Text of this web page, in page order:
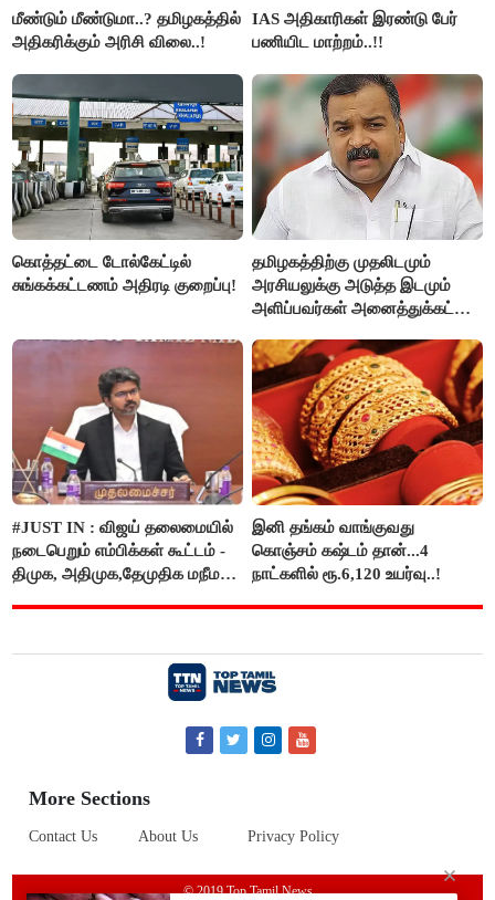
மீண்டும் மீண்டுமா..? தமிழகத்தில்
அதிகரிக்கும் அரிசி விலை..!
IAS அதிகாரிகள் இரண்டு பேர்
பணியிட மாற்றம்..!!
கொத்தட்டை டோல்கேட்டில்
சுங்கக்கட்டணம் அதிரடி குறைப்பு!
தமிழகத்திற்கு முதலிடமும்
அரசியலுக்கு அடுத்த இடமும்
அளிப்பவர்கள் அனைத்துக்கட்சி
பங்கேற்பார்கள் - மாணிக்கம்
தாகூர்..!!
#JUST IN : விஜய் தலைமையில்
நடைபெறும் எம்பிக்கள் கூட்டம் -
திமுக, அதிமுக,தேமுதிக மநீம
இனி தங்கம் வாங்குவது
கொஞ்சம் கஷ்டம் தான்...4
நாட்களில் ரூ.6,120 உயர்வு..!
More Sections
Contact Us About Us Privacy Policy
© 2019 Top Tamil News